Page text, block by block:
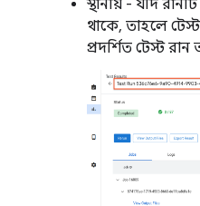
স্থানীয় - যদি
থাকে, তাহলে
প্রদর্শিত টেস্ট